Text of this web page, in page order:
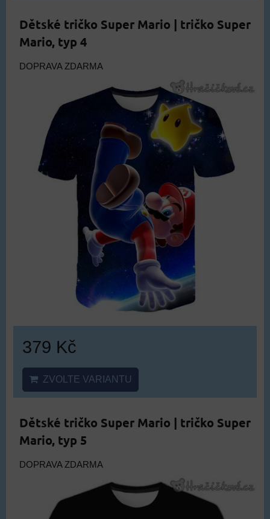
Dětské tričko Super Mario | tričko Super
Mario, typ 4
DOPRAVA ZDARMA
379 Kč
ZVOLTE VARIANTU
Dětské tričko Super Mario | tričko Super
Mario, typ 5
DOPRAVA ZDARMA